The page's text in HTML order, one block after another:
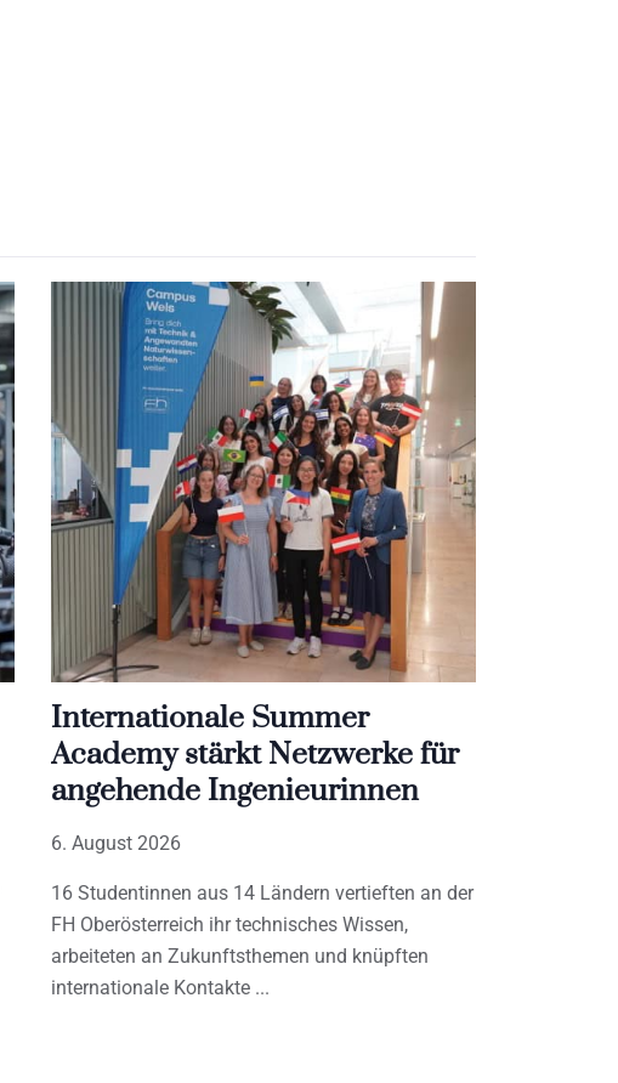
Internationale Summer
Academy stärkt Netzwerke für
angehende Ingenieurinnen
6. August 2026
16 Studentinnen aus 14 Ländern vertieften an der
FH Oberösterreich ihr technisches Wissen,
arbeiteten an Zukunftsthemen und knüpften
internationale Kontakte